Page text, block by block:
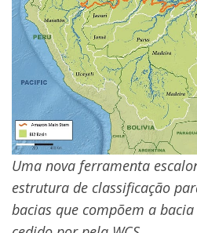
Uma nova ferramenta
estrutura de classificação
bacias que compõem a